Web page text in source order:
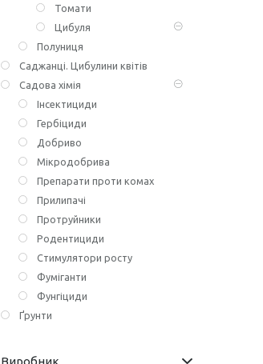
Томати
Цибуля
Полуниця
Саджанці. Цибулини квітів
Садова хімія
Інсектициди
Гербіциди
Добриво
Мікродобрива
Препарати проти комах
Прилипачі
Протруйники
Родентициди
Стимулятори росту
Фуміганти
Фунгіциди
Ґрунти
Виробник